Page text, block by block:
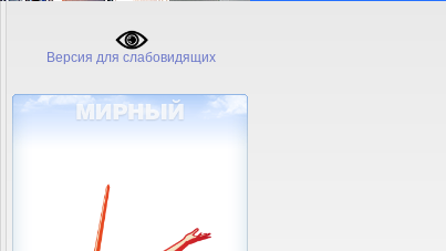
Версия для слабовидящих